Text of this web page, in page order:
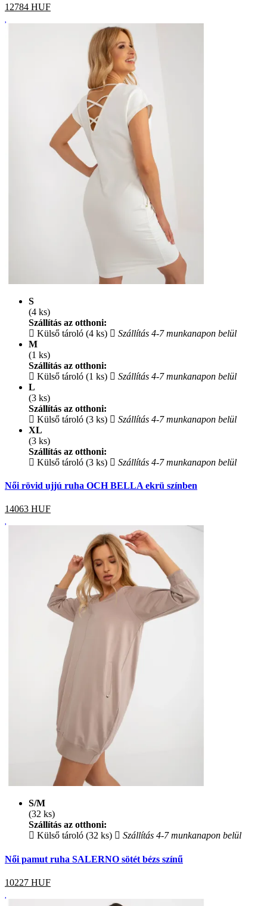
12784 HUF
S
(4 ks)
Szállítás az otthoni:
Külső tároló (4 ks)
Szállítás 4-7 munkanapon belül
M
(1 ks)
Szállítás az otthoni:
Külső tároló (1 ks)
Szállítás 4-7 munkanapon belül
L
(3 ks)
Szállítás az otthoni:
Külső tároló (3 ks)
Szállítás 4-7 munkanapon belül
XL
(3 ks)
Szállítás az otthoni:
Külső tároló (3 ks)
Szállítás 4-7 munkanapon belül
Női rövid ujjú ruha OCH BELLA ekrü színben
14063 HUF
S/M
(32 ks)
Szállítás az otthoni:
Külső tároló (32 ks)
Szállítás 4-7 munkanapon belül
Női pamut ruha SALERNO sötét bézs színű
10227 HUF